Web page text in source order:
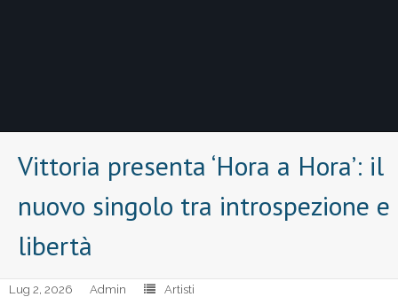
Vittoria presenta ‘Hora a Hora’: il
nuovo singolo tra introspezione e
libertà
Lug 2, 2026 Admin
Artisti